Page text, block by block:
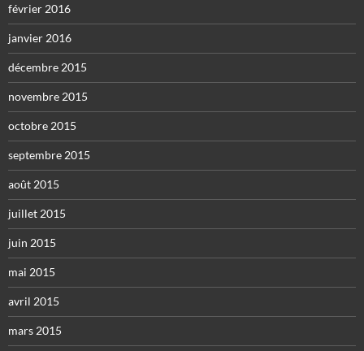
février 2016
janvier 2016
décembre 2015
novembre 2015
octobre 2015
septembre 2015
août 2015
juillet 2015
juin 2015
mai 2015
avril 2015
mars 2015